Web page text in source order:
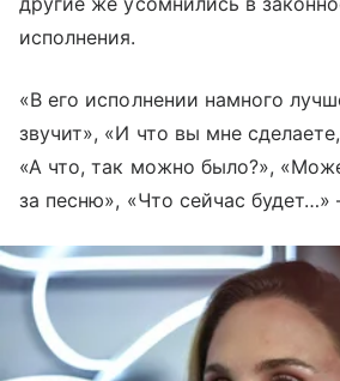
исполнения.
«В его исполнении намного
звучит», «И что вы мне
«А что, так можно было?»,
за песню», «Что сейчас